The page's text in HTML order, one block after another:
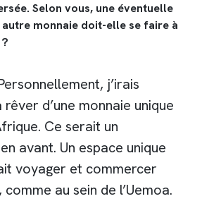
Selon vous, une éventuelle
monnaie doit-elle se faire à
j’irais
rêver d’une monnaie unique
Ce serait un
avant. Un espace unique
voyager et commercer
au sein de l’Uemoa.